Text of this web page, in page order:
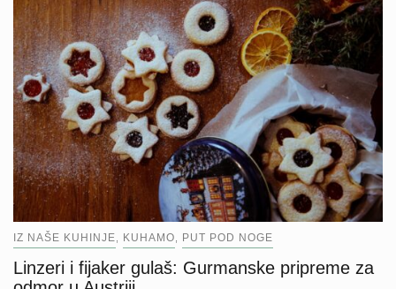
IZ NAŠE KUHINJE KUHAMO PUT POD NOGE
Linzeri i fijaker gulaš: Gurmanske pripreme za